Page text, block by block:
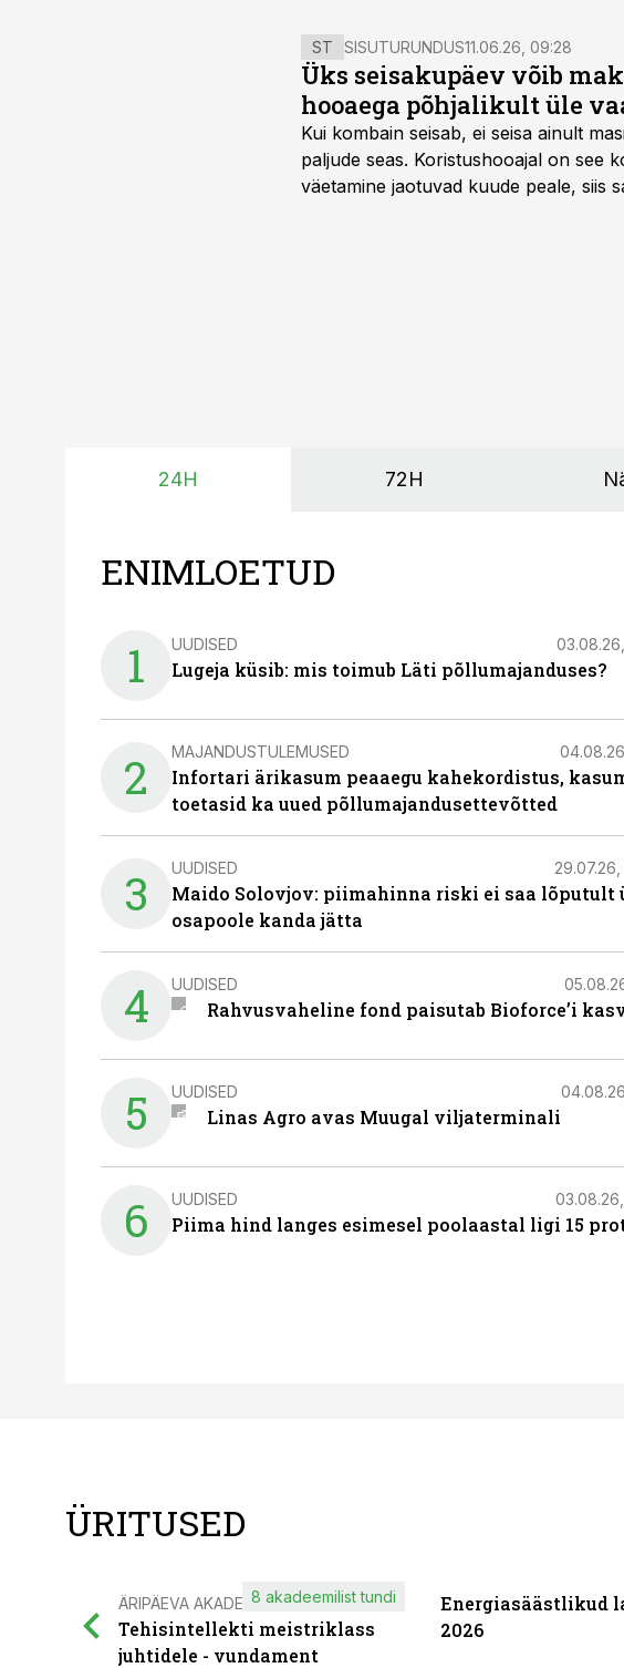
ST SISUTURUNDUS11.06.26, 09:28
Üks seisakupäev võib
hooaega põhjalikult üle
Kui kombain seisab, ei seisa ainult
paljude seas. Koristushooajal on see
väetamine jaotuvad kuude peale, siis
24H 72H
ENIMLOETUD
1 UUDISED
Lugeja küsib: mis toimub Läti põllumajanduses?
2 MAJANDUSTULEMUSED
Infortari ärikasum peaaegu kahekordistus,
toetasid ka uued põllumajandusettevõtted
3 UUDISED
Maido Solovjov: piimahinna riski ei saa lõputult
osapoole kanda jätta
4 UUDISED
Rahvusvaheline fond paisutab Bioforce’i
5 UUDISED
Linas Agro avas Muugal viljaterminali
6 UUDISED
Piima hind langes esimesel poolaastal ligi 15
ÜRITUSED
ÄRIPÄEVA AKADEEMIA
Tehisintellekti meistriklass
juhtidele - vundament
8 akadeemilist tundi
Energiasäästlikud
2026